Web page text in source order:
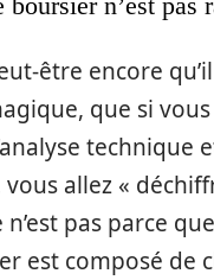
être encore
que si
technique
allez «
n’est pas parce
est composé de